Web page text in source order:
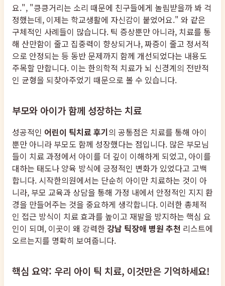
요.", "킁킁거리는 소리 때문에 친구들에게 놀림받을까 봐 걱
정했는데, 이제는 학교생활에 자신감이 붙었어요." 와 같은
구체적인 사례들이 많습니다. 틱 증상뿐만 아니라, 치료를 통
해 산만함이 줄고 집중력이 향상되거나, 짜증이 줄고 정서적
으로 안정되는 등 동반 문제까지 함께 개선되었다는 내용도
주목할 만합니다. 이는 한의학적 치료가 뇌 신경계의 전반적
인 균형을 되찾아주었기 때문으로 볼 수 있습니다.
부모와 아이가 함께 성장하는 치료
성공적인 어린이 틱치료 후기의 공통점은 치료를 통해 아이
뿐만 아니라 부모도 함께 성장했다는 점입니다. 많은 부모님
들이 치료 과정에서 아이를 더 깊이 이해하게 되었고, 아이를
대하는 태도나 양육 방식에 긍정적인 변화가 있었다고 고백
합니다. 시작한의원에서는 단순히 아이만 치료하는 것이 아
니라, 부모 교육과 상담을 통해 가정 내에서 안정적인 지지 환
경을 만들어주는 것을 중요하게 생각합니다. 이러한 총체적
인 접근 방식이 치료 효과를 높이고 재발을 방지하는 핵심 요
인이 되며, 이곳이 왜 강력한 강남 틱장애 병원 추천 리스트에
오르는지를 명확히 보여줍니다.
핵심 요약: 우리 아이 틱 치료, 이것만은 기억하세요!